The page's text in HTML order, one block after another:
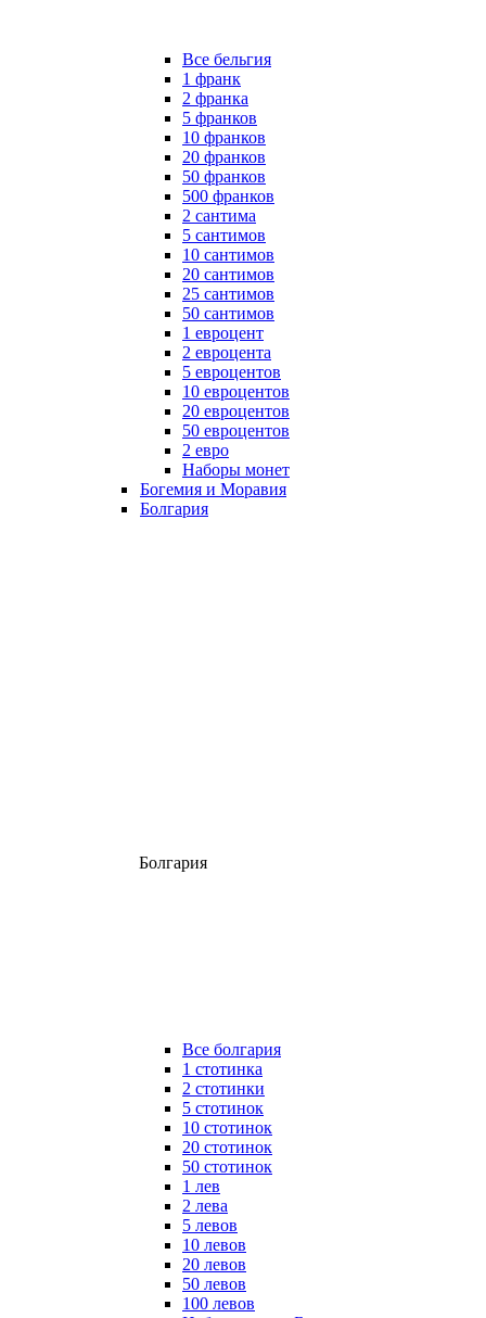
Все бельгия
1 франк
2 франка
5 франков
10 франков
20 франков
50 франков
500 франков
2 сантима
5 сантимов
10 сантимов
20 сантимов
25 сантимов
50 сантимов
1 евроцент
2 евроцента
5 евроцентов
10 евроцентов
20 евроцентов
50 евроцентов
2 евро
Наборы монет
Богемия и Моравия
Болгария
Болгария
Все болгария
1 стотинка
2 стотинки
5 стотинок
10 стотинок
20 стотинок
50 стотинок
1 лев
2 лева
5 левов
10 левов
20 левов
50 левов
100 левов